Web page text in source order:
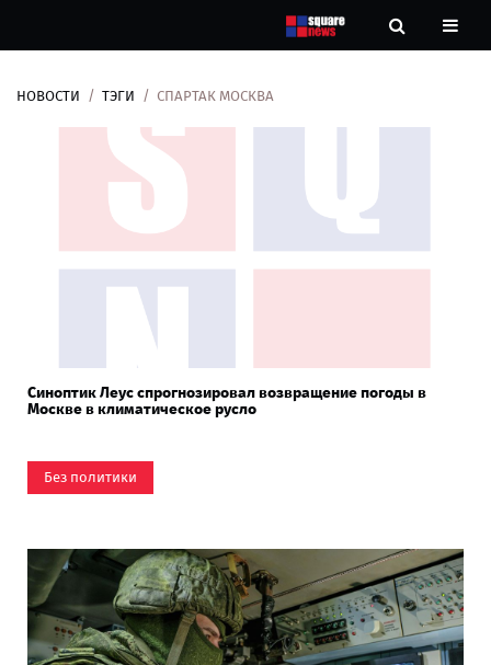
НОВОСТИ ТЭГИ СПАРТАК МОСКВА
Синоптик Леус спрогнозировал возвращение погоды в
Москве в климатическое русло
Без политики